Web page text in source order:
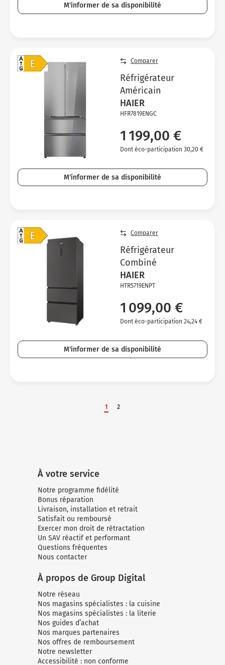
M'informer de sa disponibilité
Comparer
Réfrigérateur
Américain
HAIER
HFR7819ENGC
1 199,00 €
Dont éco-participation 30,20 €
M'informer de sa disponibilité
Comparer
Réfrigérateur
Combiné
HAIER
HTR5719ENPT
1 099,00 €
Dont éco-participation 24,24 €
M'informer de sa disponibilité
1 2
À votre service
Notre programme fidélité
Bonus réparation
Livraison, installation et retrait
Satisfait ou remboursé
Exercer mon droit de rétractation
Un SAV réactif et performant
Questions fréquentes
Nous contacter
À propos de Group Digital
Notre réseau
Nos magasins spécialistes : la cuisine
Nos magasins spécialistes : la literie
Nos guides d’achat
Nos marques partenaires
Nos offres de remboursement
Notre newsletter
Accessibilité : non conforme